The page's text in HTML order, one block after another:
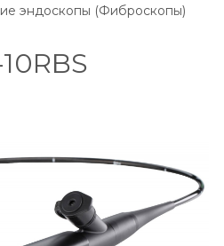
эндоскопы (Фиброcкопы)